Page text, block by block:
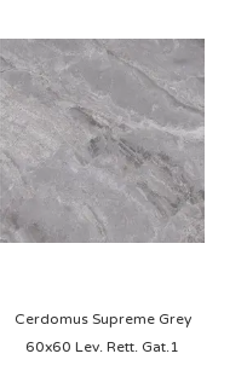
Cerdomus Supreme Grey
60x60 Lev. Rett. Gat.1